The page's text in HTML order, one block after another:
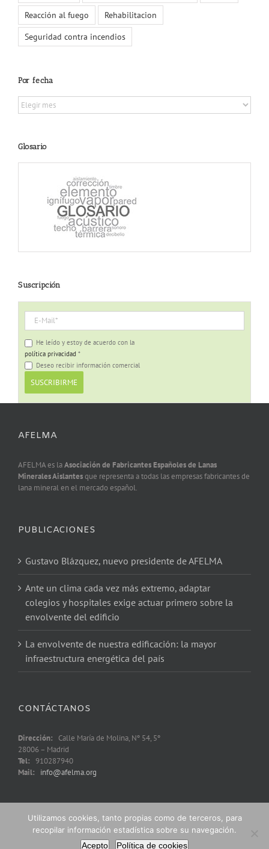
Reacción al fuego
Rehabilitacion
Seguridad contra incendios
Por fecha
Por
fecha
Glosario
Suscripción
He leído y estoy de acuerdo con la
política privacidad *
Deseo recibir información comercial
AFELMA
AFELMA es laAsociación de Fabricantes Españoles de Lanas
Minerales Aislantesque representa a todas las empresas fabricantes de
lana mineral en el mercado español.
PUBLICACIONES
Gustavo Blázquez, nuevo presidente de AFELMA
Ante un clima cada vez más extremo, adaptar
colegios y hospitales exige actuar primero sobre la
envolvente del edificio
La envolvente de nuestra edificación: la mayor
infraestructura energética del país
CONTÁCTANOS
Dirección: Calle María de Molina, Nº 54, 5º
28006 – Madrid
Tel: 910287940
Mail: info@afelma.org
Utilizamos cookies, tanto propias como de terceros, para
recopilar información estadística sobre su navegación.
Acepto
Política de cookies